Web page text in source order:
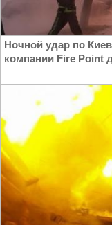
Ночной удар по
компании Fire Point